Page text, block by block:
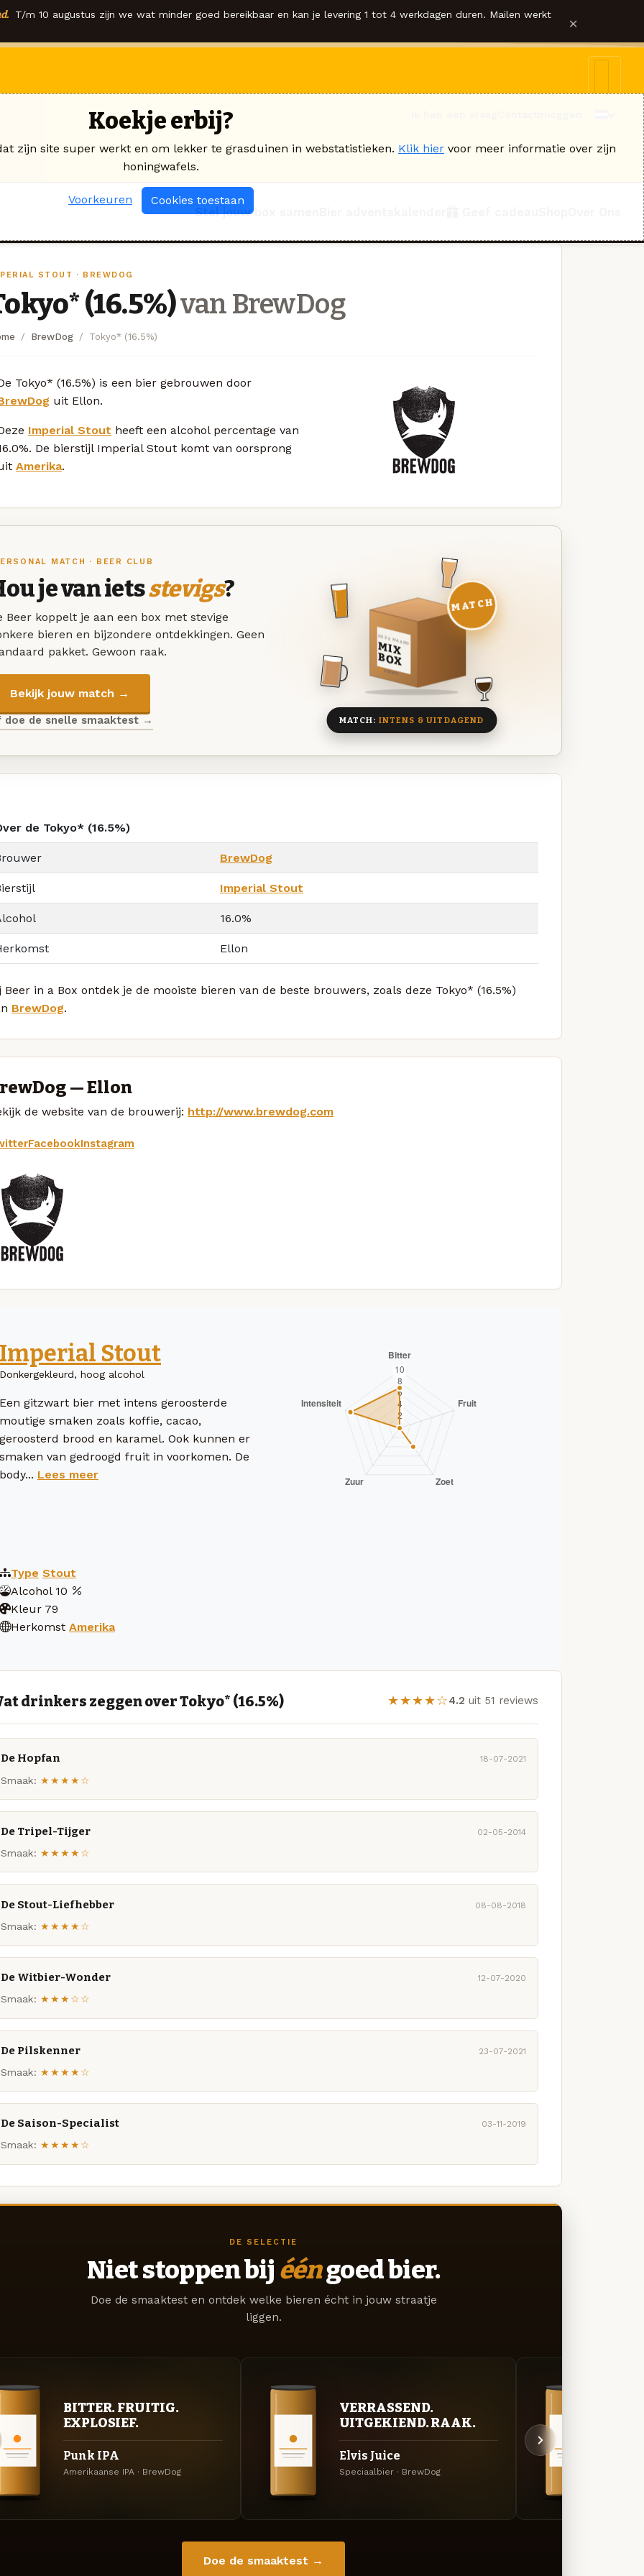
T/m 10 augustus zijn we wat minder goed bereikbaar en kan je levering 1 tot 4 werkdagen duren. Mailen werkt ×
Stel jouw box samen
STOUT · BREWDOG
(16.5%)van BrewDog
BrewDog Tokyo* (16.5%)
Tokyo* (16.5%) is een bier gebrouwen door
uit Ellon.
Imperial Stout heeft een alcohol percentage van
De bierstijl Imperial Stout komt van oorsprong
Amerika.
MATCH · BEER CLUB
je van ietsstevigs?
Beer koppelt je aan een box met stevige
bieren en bijzondere ontdekkingen. Geen
pakket. Gewoon raak.
Bekijk jouw match →
doe de snelle smaaktest →
DEZE MAAND
MIX
BOX
8 BIEREN
MATCH
MATCH: INTENS & UITDAGEND
de Tokyo* (16.5%)
BrewDog
Imperial Stout
16.0%
Ellon
Beer in a Box ontdek je de mooiste bieren van de beste brouwers, zoals deze Tokyo* (16.5%)
BrewDog.
— Ellon
de website van de brouwerij: http://www.brewdog.com
FacebookInstagram
Imperial Stout
Donkergekleurd, hoog alcohol
Een gitzwart bier met intens geroosterde
moutige smaken zoals koffie, cacao,
geroosterd brood en karamel. Ook kunnen er
smaken van gedroogd fruit in voorkomen. De
body... Lees meer
Type Stout
Alcohol 10
Kleur 79
Herkomst Amerika
drinkers zeggen over Tokyo* (16.5%) ★★★★☆4.2 uit 51 reviews
De Hopfan 18-07-2021
Smaak: ★★★★☆
De Tripel-Tijger 02-05-2014
Smaak: ★★★★☆
De Stout-Liefhebber 08-08-2018
Smaak: ★★★★☆
De Witbier-Wonder 12-07-2020
Smaak: ★★★☆☆
De Pilskenner 23-07-2021
Smaak: ★★★★☆
De Saison-Specialist 03-11-2019
Smaak: ★★★★☆
DE SELECTIE
Niet stoppen bij ééngoed bier.
Doe de smaaktest en ontdek welke bieren écht in jouw straatje
liggen.
BITTER. FRUITIG.
EXPLOSIEF.
Punk IPA
Amerikaanse IPA · BrewDog
VERRASSEND.
UITGEKIEND. RAAK.
Elvis Juice
Speciaalbier · BrewDog
Doe de smaaktest →
Koekje erbij?
zijn site super werkt en om lekker te grasduinen in webstatistieken. Klik hier voor meer informatie over zijn
honingwafels.
Voorkeuren Cookies toestaan